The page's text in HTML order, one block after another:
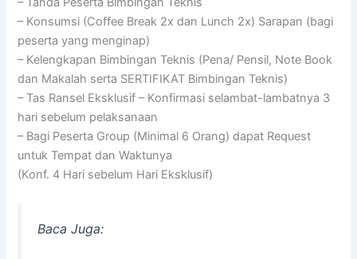
– Konsumsi (Coffee Break 2x dan Lunch 2x) Sarapan (bagi
peserta yang menginap)
– Kelengkapan Bimbingan Teknis (Pena/ Pensil, Note Book
dan Makalah serta SERTIFIKAT Bimbingan Teknis)
– Tas Ransel Eksklusif – Konfirmasi selambat-lambatnya 3
hari sebelum pelaksanaan
– Bagi Peserta Group (Minimal 6 Orang) dapat Request
untuk Tempat dan Waktunya
(Konf. 4 Hari sebelum Hari Eksklusif)
Baca Juga: